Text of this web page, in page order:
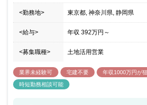
<勤務地> 東京都, 神奈川県, 静岡県
<給与> 年収 392万円 ～
<募集職種> 土地活用営業
業界未経験可 宅建不要
年収1000万円が
時短勤務相談可能